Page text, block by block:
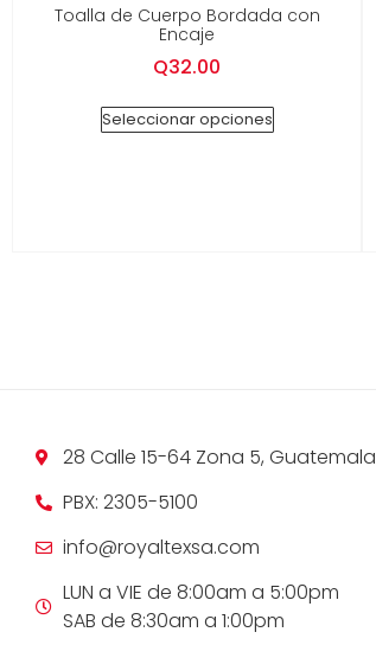
Toalla de Cuerpo Bordada con
Encaje
Q32.00
Seleccionar opciones
28 Calle 15-64 Zona 5, Guatemala
PBX: 2305-5100
info@royaltexsa.com
LUN a VIE de 8:00am a 5:00pm
SAB de 8:30am a 1:00pm